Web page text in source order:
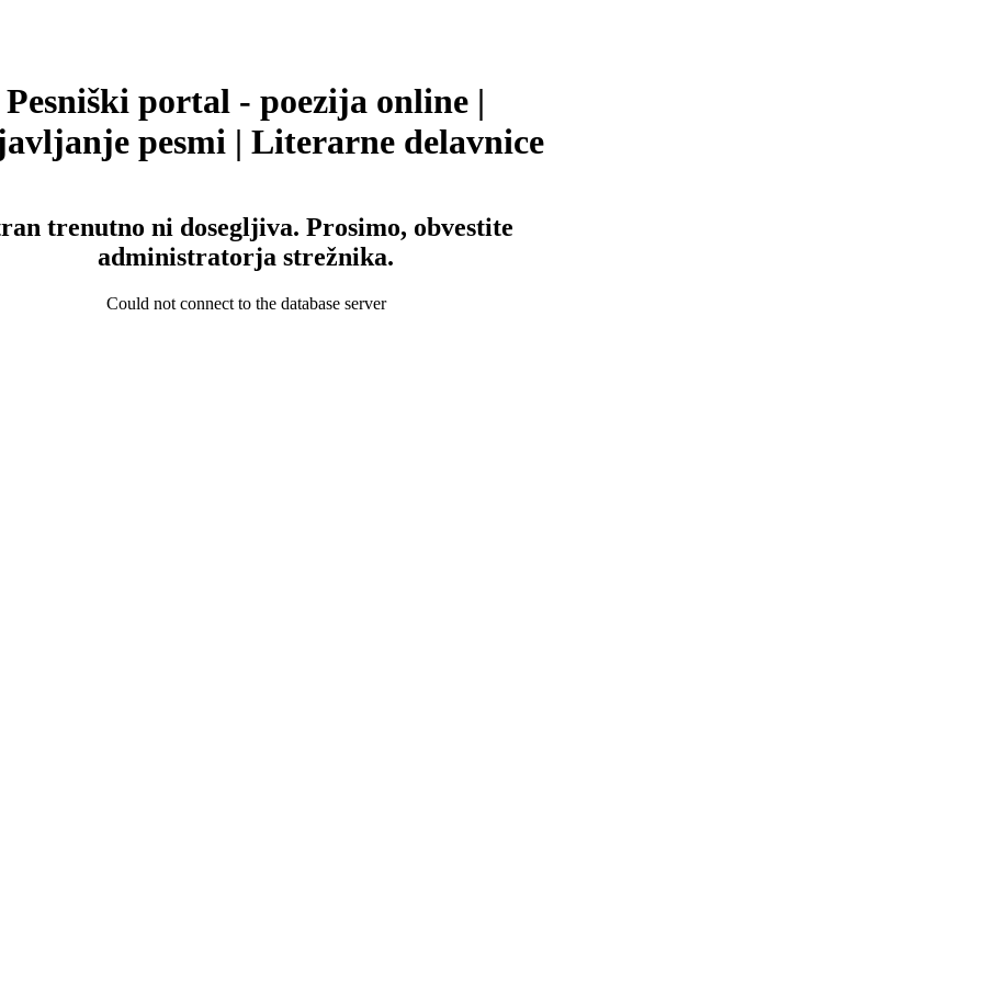
Pesniški portal - poezija online |
pesmi | Literarne delavnice
trenutno ni dosegljiva. Prosimo, obvestite
administratorja strežnika.
Could not connect to the database server